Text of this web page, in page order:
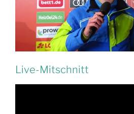
Live-Mitschnitt